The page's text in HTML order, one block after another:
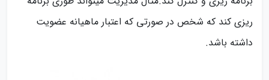
ریزی کند که شخص در صورتی که اعتبار ماهیانه عضویت
داشته باشد.